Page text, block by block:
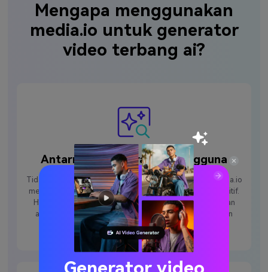
Mengapa menggunakan
media.io untuk generator
video terbang ai?
Antarmuka yang ramah pengguna
Tidak memerlukan keterampilan pengeditan lanjutan; Media.io
menyederhanakan efek terbang ai dengan antarmuka intuitif.
Hanya mengunggah, menerapkan efek, dan menghasilkan
animasi penerbangan yang menakjubkan dalam hitungan
menit.